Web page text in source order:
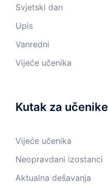
Svjetski dan
Upis
Vanredni
Vijeće učenika
Kutak za učenike
Vijeće učenika
Neopravdani izostanci
Aktualna dešavanja